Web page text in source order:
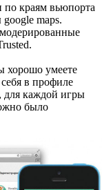
по краям вьюпорта
maps.
хорошо умеете
в профиле
для каждой игры
было